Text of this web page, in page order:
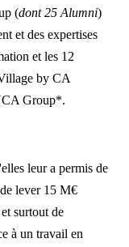
(dont 25 Alumni)
et des expertises
et les 12
by CA
Group*.
leur a permis de
lever 15 M€
surtout de
à un travail en